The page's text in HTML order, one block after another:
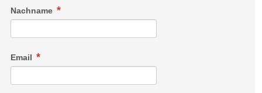
Nachname
Email